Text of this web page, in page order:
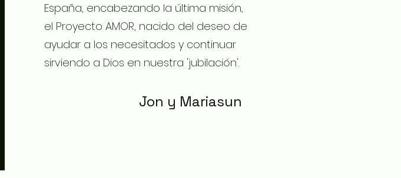
España, encabezando la última misión,
el Proyecto AMOR, nacido del deseo de
ayudar a los necesitados y continuar
sirviendo a Dios en nuestra 'jubilación'.
Jon y Mariasun